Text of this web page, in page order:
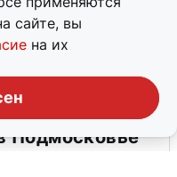
сайте, вы
на их
на
Подмосковье